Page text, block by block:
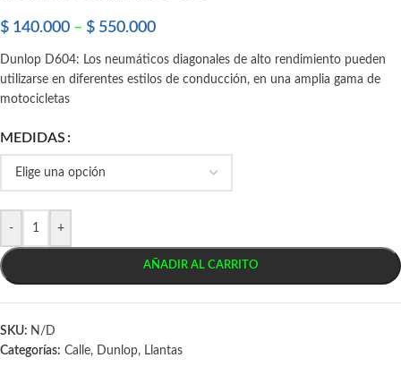
$ 140.000 – $ 550.000
Dunlop D604: Los neumáticos diagonales de alto rendimiento pueden
utilizarse en diferentes estilos de conducción, en una amplia gama de
motocicletas
MEDIDAS
- +
AÑADIR AL CARRITO
SKU: N/D
Categorías: Calle, Dunlop, Llantas